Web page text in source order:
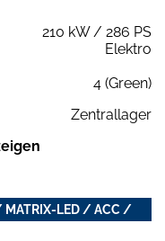
210 kW / 286 PS
Elektro
4 (Green)
Zentrallager
MATRIX-LED / ACC /